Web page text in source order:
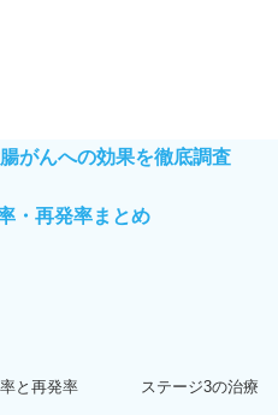
がんへの効果を徹底調査
・再発率まとめ
と再発率
ステージ3の治療